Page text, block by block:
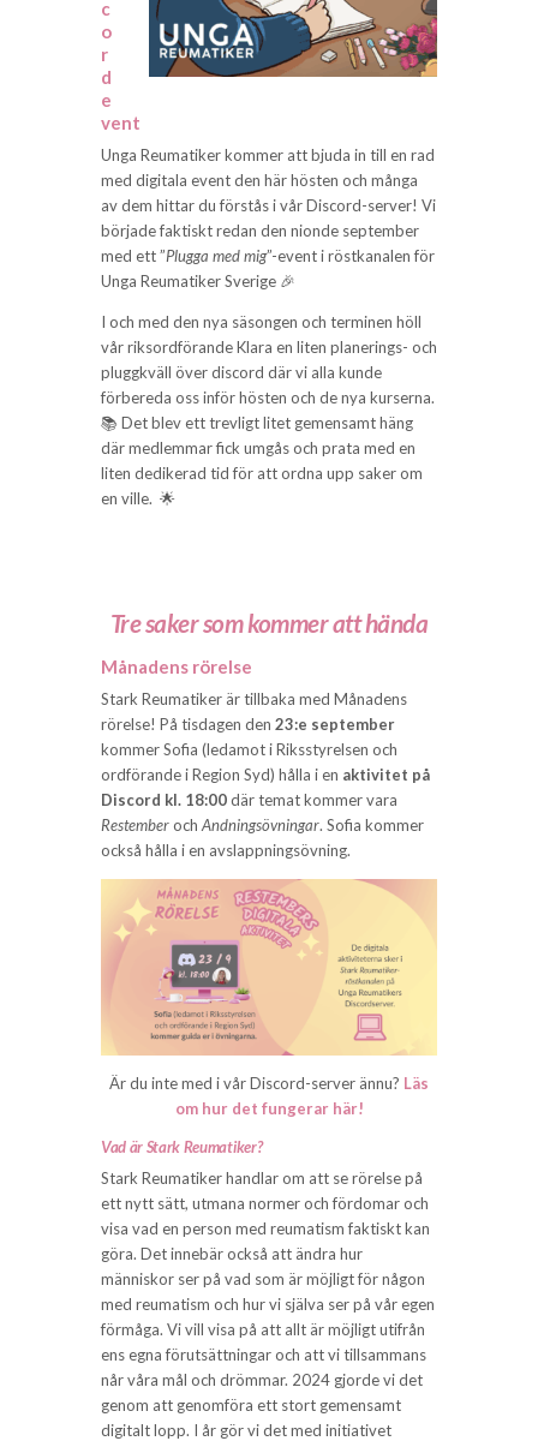
c
o
r
d
e
vent
Unga Reumatiker kommer att bjuda in till en rad
med digitala event den här hösten och många
av dem hittar du förstås i vår Discord-server! Vi
började faktiskt redan den nionde september
med ett ”Plugga med mig”-event i röstkanalen för
Unga Reumatiker Sverige 🎉
I och med den nya säsongen och terminen höll
vår riksordförande Klara en liten planerings- och
pluggkväll över discord där vi alla kunde
förbereda oss inför hösten och de nya kurserna.
📚 Det blev ett trevligt litet gemensamt häng
där medlemmar fick umgås och prata med en
liten dedikerad tid för att ordna upp saker om
en ville. 🌟
Tre saker som kommer att hända
Månadens rörelse
Stark Reumatiker är tillbaka med Månadens
rörelse! På tisdagen den 23:e september
kommer Sofia (ledamot i Riksstyrelsen och
ordförande i Region Syd) hålla i en aktivitet på
Discord kl. 18:00där temat kommer vara
Restemberoch Andningsövningar. Sofia kommer
också hålla i en avslappningsövning.
Är du inte med i vår Discord-server ännu? Läs
om hur det fungerar här!
Vad är Stark Reumatiker?
Stark Reumatiker handlar om att se rörelse på
ett nytt sätt, utmana normer och fördomar och
visa vad en person med reumatism faktiskt kan
göra. Det innebär också att ändra hur
människor ser på vad som är möjligt för någon
med reumatism och hur vi själva ser på vår egen
förmåga. Vi vill visa på att allt är möjligt utifrån
ens egna förutsättningar och att vi tillsammans
når våra mål och drömmar. 2024 gjorde vi det
genom att genomföra ett stort gemensamt
digitalt lopp. I år gör vi det med initiativet